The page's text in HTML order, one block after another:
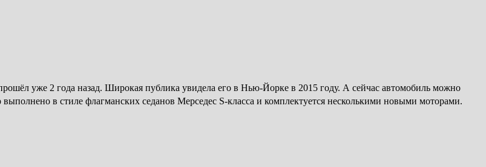
уже 2 года назад. Широкая публика увидела его в Нью-Йорке в 2015 году. А сейчас автомобиль можно
в стиле флагманских седанов Мерседес S-класса и комплектуется несколькими новыми моторами.